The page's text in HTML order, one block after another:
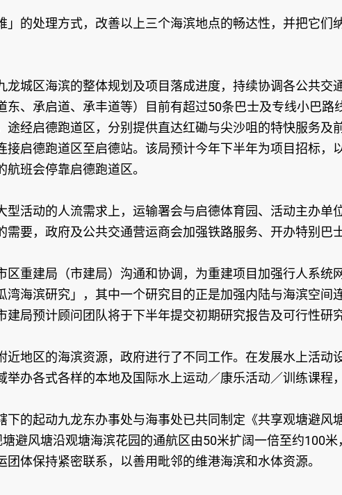
处理方式，改善以上三个海滨地点的畅达性，并把它们
龙城区海滨的整体规划及项目落成进度，持续协调各公共
东、承启道、承丰道等）目前有超过50条巴士及专线小巴
途经启德跑道区，分别提供直达红磡与尖沙咀的特快服务
接启德跑道区至启德站。该局预计今年下半年为项目招标
班会停靠启德跑道区。
动的人流需求上，运输署会与启德体育园、活动主办单
需要，政府及公共交通营运商会加强铁路服务、开办特别巴
区重建局（市建局）沟通和协调，为重建项目加强行人系
湾海滨研究」，其中一个研究目的正是加强内陆与海滨空
建局预计顾问团队将于下半年提交初期研究报告及可行性研
近地区的海滨资源，政府进行了不同工作。在发展水上活
举办各式各样的本地及国际水上运动／康乐活动／训练课程
起动九龙东办事处与海事处已共同制定《共享观塘避风
避风塘沿观塘海滨花园的通航区由50米扩阔一倍至约100
体保持紧密联系，以善用毗邻的维港海滨和水体资源。